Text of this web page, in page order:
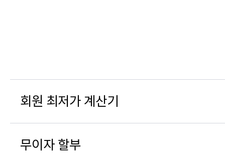
회원 최저가 계산기
무이자 할부